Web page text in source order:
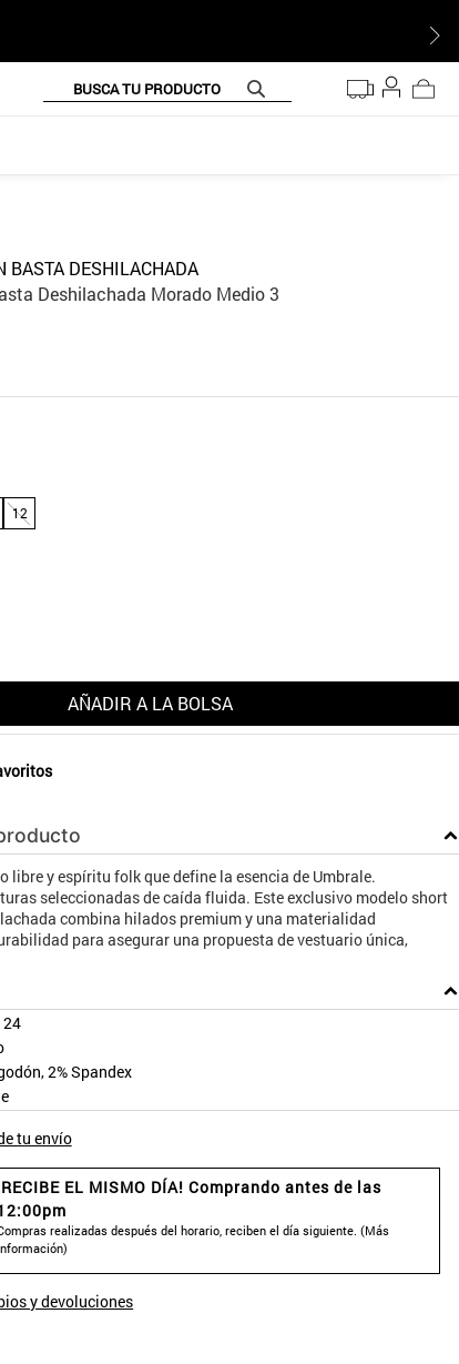
BUSCA TU PRODUCTO
BASTA DESHILACHADA
Deshilachada Morado Medio 3
12
AÑADIR A LA BOLSA
libre y espíritu folk que define la esencia de Umbrale.
seleccionadas de caída fluida. Este exclusivo modelo short
combina hilados premium y una materialidad
para asegurar una propuesta de vestuario única,
24
2% Spandex
tu envío
EL MISMO DÍA! Comprando antes de las
realizadas después del horario, reciben el día siguiente. (Más
)
y devoluciones